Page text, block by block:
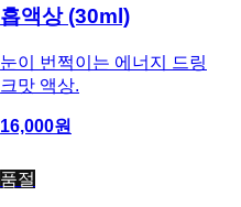
흡액상 (30ml)
눈이 번쩍이는 에너지 드링
크맛 액상.
16,000원
품절